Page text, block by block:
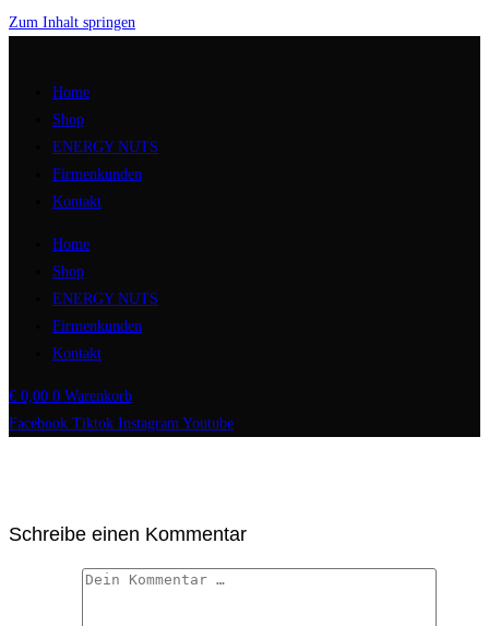
Zum Inhalt springen
Home
Shop
ENERGY NUTS
Firmenkunden
Kontakt
Home
Shop
ENERGY NUTS
Firmenkunden
Kontakt
€ 0,00 0 Warenkorb
Facebook Tiktok Instagram Youtube
Schreibe einen Kommentar